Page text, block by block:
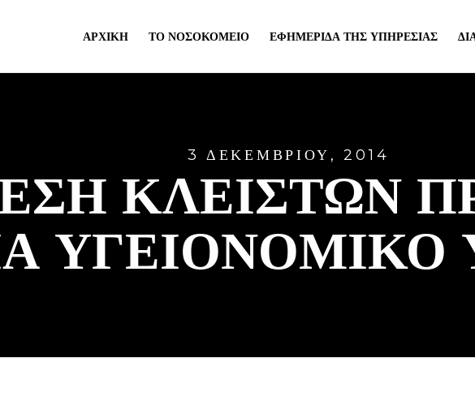
ΑΡΧΙΚΉ ΤΟ ΝΟΣΟΚΟΜΕΊΟ ΕΦΗΜΕΡΊΔΑ ΤΗΣ ΥΠΗΡΕΣΊΑΣ
3 ΔΕΚΕΜΒΡΊΟΥ, 2014
ΚΛΕΙΣΤΩΝ
ΥΓΕΙΟΝΟΜΙΚΟ